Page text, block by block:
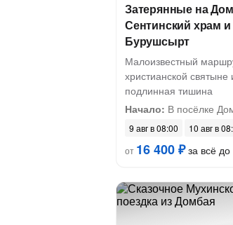
Затерянные на
Сентинский храм
Бурушсырт
Малоизвестный
христианской святыне
подлинная тишина
Начало: В посёлке
9 авг в 08:00
10 авг в
от 16 400 ₽за всё до